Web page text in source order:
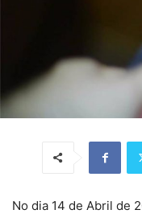
No dia 14 de Abril de